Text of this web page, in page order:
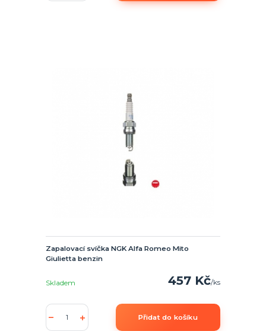
Zapalovací svíčka NGK Alfa Romeo Mito
Giulietta benzin
457 Kč/ks
Skladem
Přidat do košíku